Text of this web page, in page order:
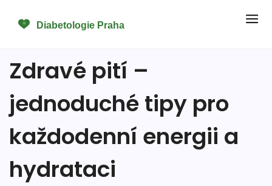
Zdravé pití –
jednoduché tipy pro
každodenní energii a
hydrataci